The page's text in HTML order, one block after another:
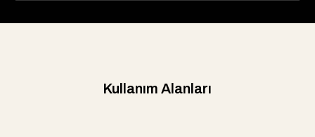
Kullanım Alanları